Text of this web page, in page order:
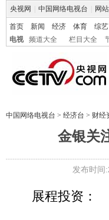
央视网 中国网络电视台 网
首页 新闻 经济 体育 综艺
电视
频道大全 栏目大全
中国网络电视台 > 经济台 > 财经
金银关
发布时间
展程投资：